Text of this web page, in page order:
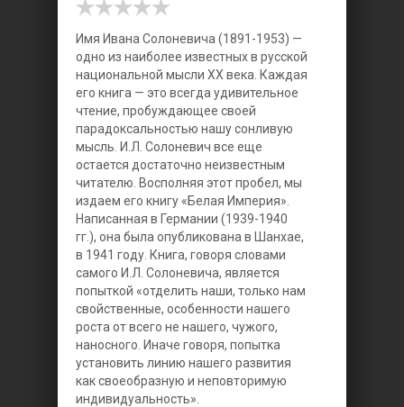
Имя Ивана Солоневича (1891-1953) —
одно из наиболее известных в русской
национальной мысли XX века. Каждая
его книга — это всегда удивительное
чтение, пробуждающее своей
парадоксальностью нашу сонливую
мысль. И.Л. Солоневич все еще
остается достаточно неизвестным
читателю. Восполняя этот пробел, мы
издаем его книгу «Белая Империя».
Написанная в Германии (1939-1940
гг.), она была опубликована в Шанхае,
в 1941 году. Книга, говоря словами
самого И.Л. Солоневича, является
попыткой «отделить наши, только нам
свойственные, особенности нашего
роста от всего не нашего, чужого,
наносного. Иначе говоря, попытка
установить линию нашего развития
как своеобразную и неповторимую
индивидуальность».